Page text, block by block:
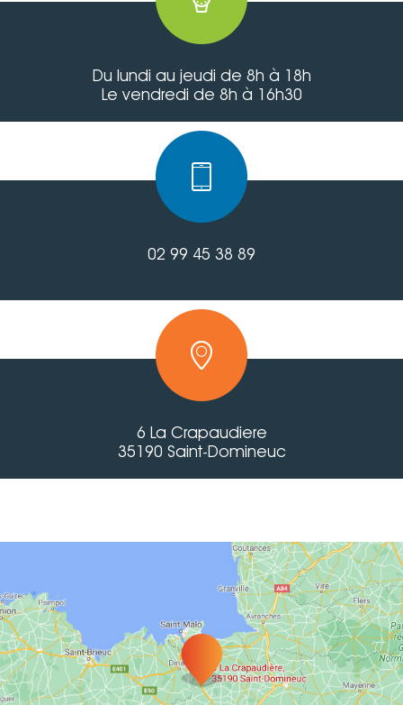
Du lundi au jeudi de 8h à 18h
Le vendredi de 8h à 16h30
02 99 45 38 89
6 La Crapaudiere
35190 Saint-Domineuc